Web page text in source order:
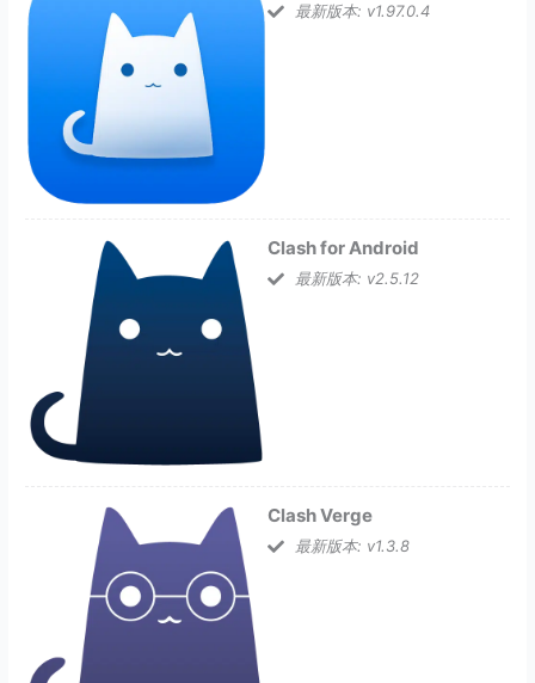
最新版本: v1.97.0.4
Clash for Android
最新版本: v2.5.12
Clash Verge
最新版本: v1.3.8